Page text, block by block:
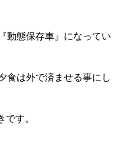
動態保存車』になってい
食は外で済ませる事にし
す。